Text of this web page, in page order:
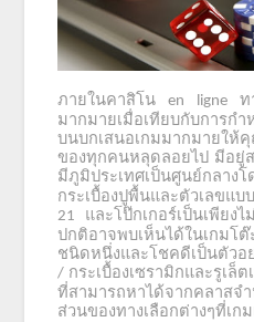
ภายในคาสิโน en ligne ท
มากมายเมื่อเทียบกับการก
บนบกเสนอเกมมากมายให้
ของทุกคนหลุดลอยไป มีอยู่
มีภูมิประเทศเป็นศูนย์กลางโ
กระเบื้องปูพื้นและตัวเลขแบ
21 และโป๊กเกอร์เป็นเพียง
ปกติอาจพบเห็นได้ในเกมโต๊
ชนิดหนึ่งและโชคดีเป็นตัวอ
/ กระเบื้องเซรามิกและรูเล็
ที่สามารถหาได้จากคลาสจ
ส่วนของทางเลือกต่างๆที่เก